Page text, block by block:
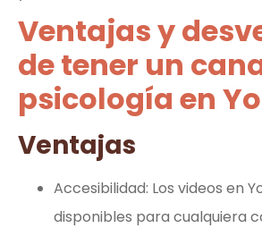
Ventajas y
de tener un
psicología en
Ventajas
Accesibilidad: Los videos en
disponibles para cualquiera